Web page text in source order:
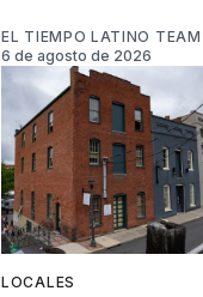
EL TIEMPO LATINO TEAM
6 de agosto de 2026
LOCALES